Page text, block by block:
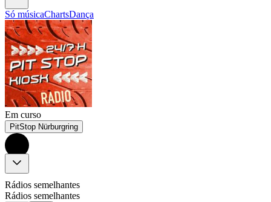
Só músicaChartsDança
Em curso
PitStop Nürburgring
Rádios semelhantes
Rádios semelhantes